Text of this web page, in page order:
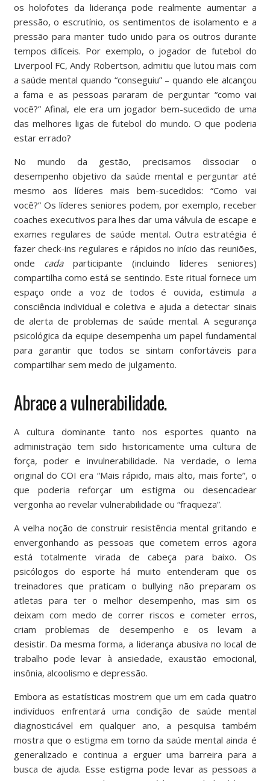
osholofotes da liderança pode realmente aumentar a
pressão, o escrutínio, os sentimentos de isolamento e a
pressão para manter tudo unido para os outros durante
tempos difíceis. Por exemplo, o jogador de futebol do
Liverpool FC, Andy Robertson, admitiu que lutou mais com
a saúde mental quando “conseguiu” – quando ele alcançou
a fama e as pessoas pararam de perguntar “como vai
você?” Afinal, ele era um jogador bem-sucedido de uma
das melhores ligas de futebol do mundo. O que poderia
estar errado?
No mundo da gestão, precisamos dissociar o
desempenho objetivo da saúde mental e perguntar até
mesmo aos líderes mais bem-sucedidos: “Como vai
você?” Os líderes seniores podem, por exemplo, receber
coaches executivos para lhes dar uma válvula de escape e
exames regulares de saúde mental. Outra estratégia é
fazercheck-ins regulares e rápidos no início das reuniões,
onde cadaparticipante (incluindo líderes seniores)
compartilha como está se sentindo. Este ritual fornece um
espaço onde a voz de todos é ouvida, estimula a
consciência individual e coletiva e ajuda a detectar sinais
de alerta de problemas de saúde mental. A segurança
psicológica da equipe desempenha um papel fundamental
para garantir que todos se sintam confortáveis ​​para
compartilhar sem medo de julgamento.
Abrace a vulnerabilidade.
A cultura dominante tanto nos esportes quanto na
administração tem sido historicamente uma cultura de
força, poder e invulnerabilidade. Na verdade, o lema
original do COI era “Mais rápido, mais alto, mais forte”, o
que poderia reforçar um estigma ou desencadear
vergonha ao revelar vulnerabilidade ou “fraqueza”.
A velha noção de construir resistência mental gritando e
envergonhando as pessoas que cometem erros agora
está totalmente virada de cabeça para baixo. Os
psicólogos do esporte há muito entenderam que os
treinadores que praticam o bullying não preparam os
atletas para ter o melhor desempenho, mas sim os
deixam com medo de correr riscos e cometer erros,
criam problemas de desempenho e os levam a
desistir. Da mesma forma, a liderança abusiva no local de
trabalho pode levar à ansiedade, exaustão emocional,
insônia, alcoolismo e depressão.
Embora as estatísticas mostrem que um em cada quatro
indivíduos enfrentará uma condição de saúde mental
diagnosticável em qualquer ano, a pesquisa também
mostra que o estigma em torno da saúde mental ainda é
generalizado e continua a erguer uma barreira para a
busca de ajuda. Esse estigma pode levar as pessoas a